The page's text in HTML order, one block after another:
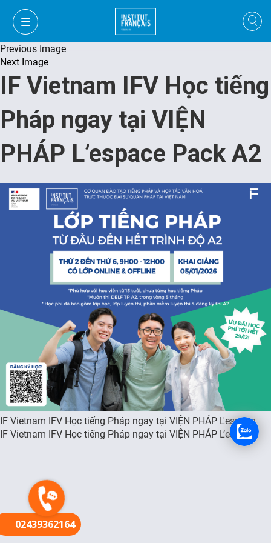
VI
FR
Previous Image
Next Image
IF Vietnam IFV Học tiếng
Pháp ngay tại VIỆN
PHÁP L’espace Pack A2
IF Vietnam IFV Học tiếng Pháp ngay tại VIỆN PHÁP L'espace
IF Vietnam IFV Học tiếng Pháp ngay tại VIỆN PHÁP L’espace
02439362164